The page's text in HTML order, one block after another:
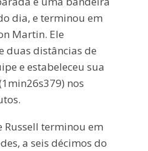
dia, e terminou em
Martin. Ele
duas distâncias de
e estabeleceu sua
nos
Russell terminou em
a seis décimos do